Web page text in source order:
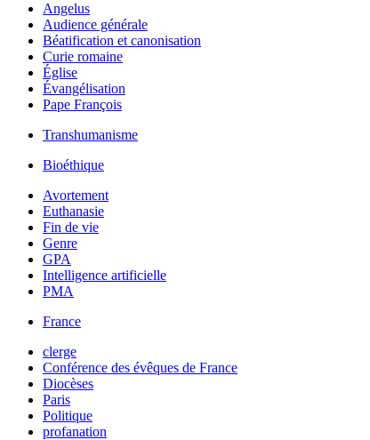
Angelus
Audience générale
Béatification et canonisation
Curie romaine
Église
Évangélisation
Pape François
Transhumanisme
Bioéthique
Avortement
Euthanasie
Fin de vie
Genre
GPA
Intelligence artificielle
PMA
France
clerge
Conférence des évêques de France
Diocèses
Paris
Politique
profanation